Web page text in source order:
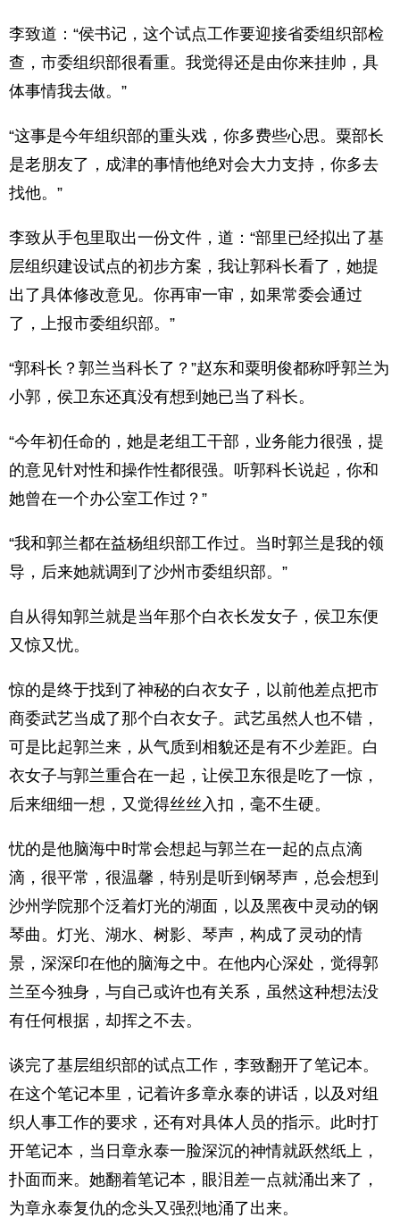
李致道：“侯书记，这个试点工作要迎接省委组织部检
查，市委组织部很看重。我觉得还是由你来挂帅，具
体事情我去做。”
“这事是今年组织部的重头戏，你多费些心思。粟部长
是老朋友了，成津的事情他绝对会大力支持，你多去
找他。”
李致从手包里取出一份文件，道：“部里已经拟出了基
层组织建设试点的初步方案，我让郭科长看了，她提
出了具体修改意见。你再审一审，如果常委会通过
了，上报市委组织部。”
“郭科长？郭兰当科长了？”赵东和粟明俊都称呼郭兰为
小郭，侯卫东还真没有想到她已当了科长。
“今年初任命的，她是老组工干部，业务能力很强，提
的意见针对性和操作性都很强。听郭科长说起，你和
她曾在一个办公室工作过？”
“我和郭兰都在益杨组织部工作过。当时郭兰是我的领
导，后来她就调到了沙州市委组织部。”
自从得知郭兰就是当年那个白衣长发女子，侯卫东便
又惊又忧。
惊的是终于找到了神秘的白衣女子，以前他差点把市
商委武艺当成了那个白衣女子。武艺虽然人也不错，
可是比起郭兰来，从气质到相貌还是有不少差距。白
衣女子与郭兰重合在一起，让侯卫东很是吃了一惊，
后来细细一想，又觉得丝丝入扣，毫不生硬。
忧的是他脑海中时常会想起与郭兰在一起的点点滴
滴，很平常，很温馨，特别是听到钢琴声，总会想到
沙州学院那个泛着灯光的湖面，以及黑夜中灵动的钢
琴曲。灯光、湖水、树影、琴声，构成了灵动的情
景，深深印在他的脑海之中。在他内心深处，觉得郭
兰至今独身，与自己或许也有关系，虽然这种想法没
有任何根据，却挥之不去。
谈完了基层组织部的试点工作，李致翻开了笔记本。
在这个笔记本里，记着许多章永泰的讲话，以及对组
织人事工作的要求，还有对具体人员的指示。此时打
开笔记本，当日章永泰一脸深沉的神情就跃然纸上，
扑面而来。她翻着笔记本，眼泪差一点就涌出来了，
为章永泰复仇的念头又强烈地涌了出来。